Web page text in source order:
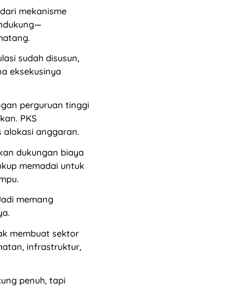
mekanisme
sudah disusun,
eksekusinya
perguruan tinggi
PKS
alokasi anggaran.
dukungan biaya
memadai untuk
memang
membuat sektor
infrastruktur,
penuh, tapi